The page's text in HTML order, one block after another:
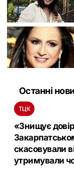
Останні
ТЦК
«Знищує
скасовували
утримували